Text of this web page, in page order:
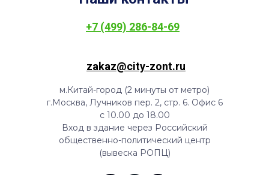
м.Китай-город (2 минуты от метро)
г.Москва, Лучников пер. 2, стр. 6. Офис 6
с 10.00 до 18.00
Вход в здание через Российский
общественно-политический центр
(вывеска РОПЦ)
zakaz@city-zont.ru
+7 (499) 286-84-69